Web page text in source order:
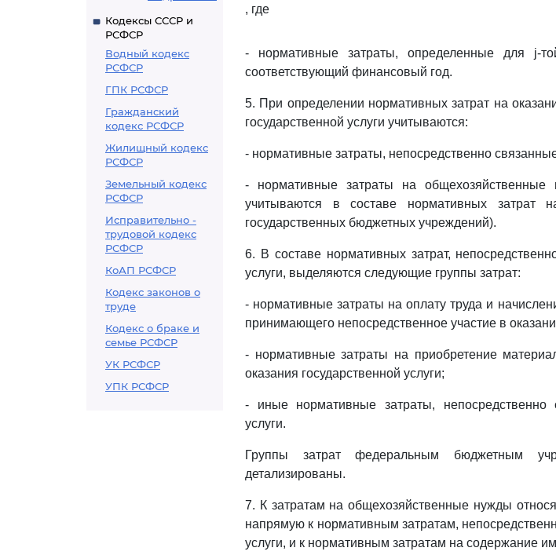
Кодексы СССР и
РСФСР
Водный кодекс
РСФСР
ГПК РСФСР
Гражданский
кодекс РСФСР
Жилищный кодекс
РСФСР
Земельный кодекс
РСФСР
Исправительно -
трудовой кодекс
РСФСР
КоАП РСФСР
Кодекс законов о
труде
Кодекс о браке и
семье РСФСР
УК РСФСР
УПК РСФСР
, где
- нормативные затраты, определенные для j-
соответствующий финансовый год.
5. При определении нормативных затрат на
государственной услуги учитываются:
- нормативные затраты, непосредственно
- нормативные затраты на общехозяйственные
учитываются в составе нормативных затрат
государственных бюджетных учреждений).
6. В составе нормативных затрат,
услуги, выделяются следующие группы затрат:
- нормативные затраты на оплату труда и
принимающего непосредственное участие в
- нормативные затраты на приобретение
оказания государственной услуги;
- иные нормативные затраты, непосредственно
услуги.
Группы затрат федеральным бюджетным
детализированы.
7. К затратам на общехозяйственные нужды
напрямую к нормативным затратам,
услуги, и к нормативным затратам на содержание